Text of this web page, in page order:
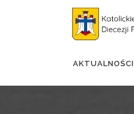
AKTUALNOŚCI